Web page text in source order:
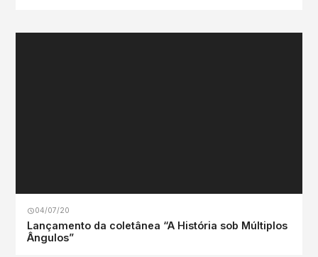
04/07/20
Lançamento da coletânea “A História sob Múltiplos
Ângulos”